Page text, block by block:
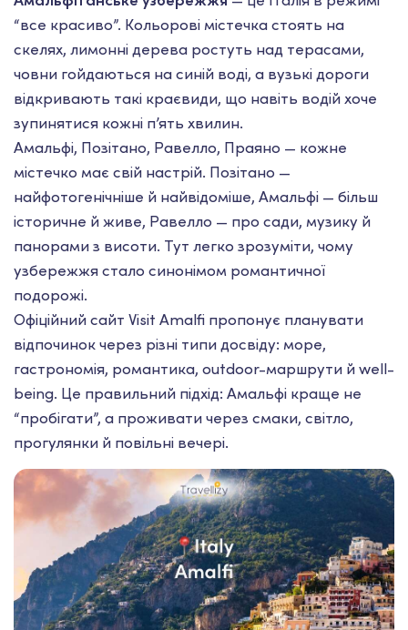
“все красиво”. Кольорові містечка стоять на
скелях, лимонні дерева ростуть над терасами,
човни гойдаються на синій воді, а вузькі дороги
відкривають такі краєвиди, що навіть водій хоче
зупинятися кожні п’ять хвилин.
Амальфі, Позітано, Равелло, Праяно — кожне
містечко має свій настрій. Позітано —
найфотогенічніше й найвідоміше, Амальфі — більш
історичне й живе, Равелло — про сади, музику й
панорами з висоти. Тут легко зрозуміти, чому
узбережжя стало синонімом романтичної
подорожі.
Офіційний сайт Visit Amalfi пропонує планувати
відпочинок через різні типи досвіду: море,
гастрономія, романтика, outdoor-маршрути й well-
being. Це правильний підхід: Амальфі краще не
“пробігати”, а проживати через смаки, світло,
прогулянки й повільні вечері.